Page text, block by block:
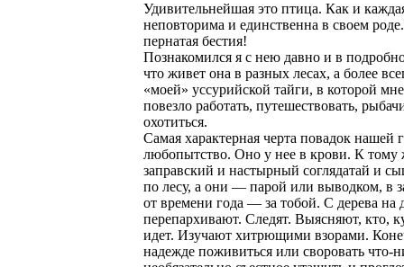
Удивительнейшая это птица. Как и
неповторима и единственна в своем
пернатая бестия!
Познакомился я с нею давно и в
что живет она в разных лесах, а более
«моей» уссурийской тайги, в которой
повезло работать, путешествовать,
охотиться.
Самая характерная черта повадок
любопытство. Оно у нее в крови. К тому
заправский и настырный соглядатай и
по лесу, а они — парой или выводком, в
от времени года — за тобой. С дерева на
перепархивают. Следят. Выясняют, кто,
идет. Изучают хитрющими взорами.
надежде поживиться или своровать что-